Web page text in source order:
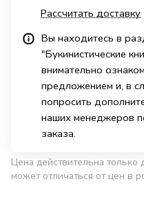
Рассчитать доставку
Вы находитесь в
"Букинистические
внимательно
предложением и, в
попросить
наших менеджеров
заказа.
Цена действительна только
может отличаться от цен в